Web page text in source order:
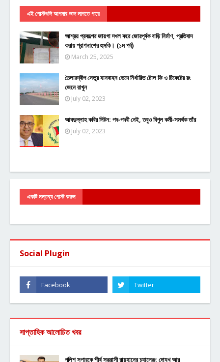
এই পোস্টগুলি আপনার ভাল লাগতে পারে
আশ্রয় প্রকল্পের জায়গা দখল করে জোরপূর্বক বাড়ি নির্মাণ, প্রতিবাদ
করায় প্রাণনাশের হুমকি। (১ম পর্ব)
March 25, 2025
তৈলারদ্বীপ সেতুর যানবাহন ভেদে নির্ধারিত টোল ফি ও টিকেটের রং
জেনে রাখুন
July 02, 2023
আবদুল্লাহ কবির লিটন: পদ-পদবী নেই, তবুও বিপুল কর্মী-সমর্থক তাঁর
July 02, 2023
একটি মন্তব্য পোস্ট করুন
Social Plugin
সাপ্তাহিক আলোচিত খবর
পুলিশ সুপারকে শীর্ষ সন্ত্রাসী রায়হানের চ্যালেঞ্জ: দোযখ আর